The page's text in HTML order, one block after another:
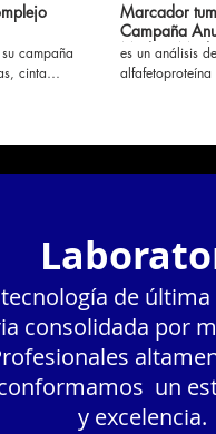
campaña
cinta
Marcador
Campaña
Médico
es un análisis
alfafetoproteína
de
consolidada por
un
y excelencia.